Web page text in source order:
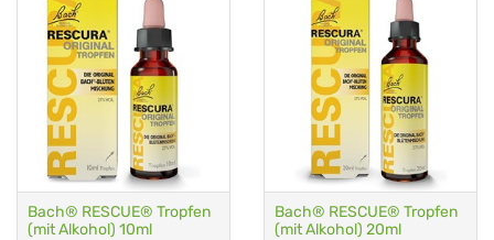
Bach® RESCUE® Tropfen
(mit Alkohol) 10ml
Bach® RESCUE® Tropfen
(mit Alkohol) 20ml